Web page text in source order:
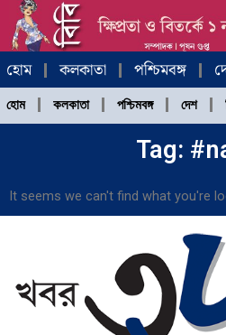
Skip
content
হোম কলকাতা পশ্চিমবঙ্গ
হোম কলকাতা পশ্চিমবঙ্গ দেশ
Tag:
It seems we can't find what you're